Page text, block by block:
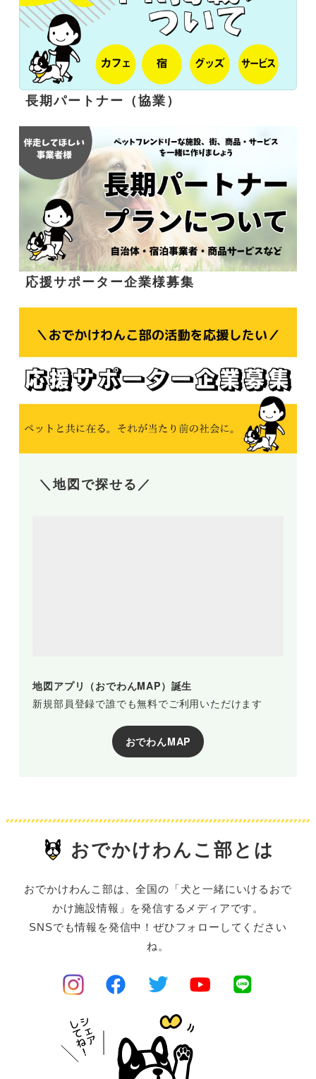
長期パートナー（協業）
応援サポーター企業様募集
＼地図で探せる／
地図アプリ（おでわんMAP）誕生
新規部員登録で誰でも無料でご利用いただけます
おでわんMAP
おでかけわんこ部とは
おでかけわんこ部は、全国の「犬と一緒にいけるおで
かけ施設情報」を発信するメディアです。
SNSでも情報を発信中！ぜひフォローしてください
ね。